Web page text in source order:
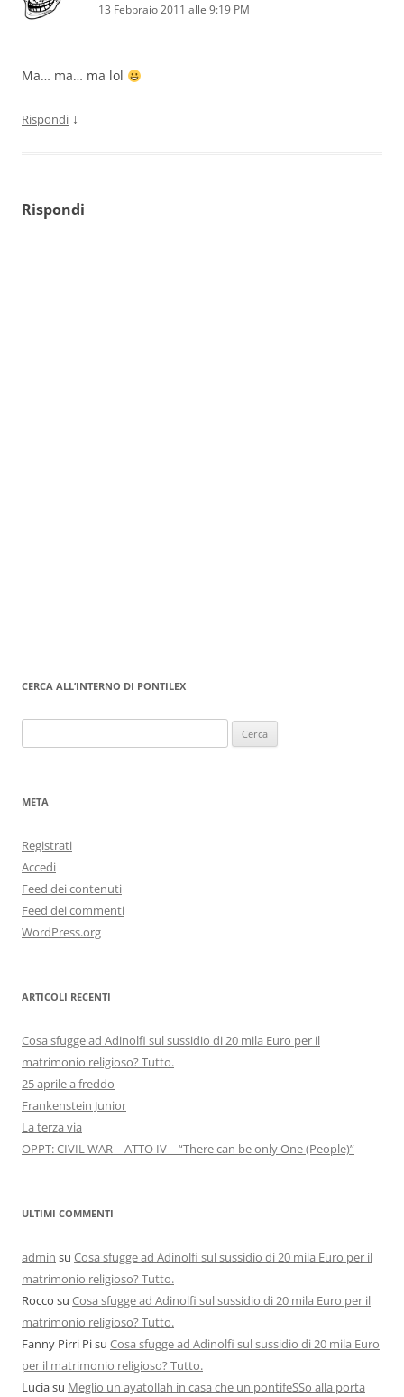
13 Febbraio 2011 alle 9:19 PM
Ma… ma… ma lol
Rispondi ↓
Rispondi
CERCA ALL’INTERNO DI PONTILEX
per:
META
Registrati
Accedi
Feed dei contenuti
Feed dei commenti
WordPress.org
ARTICOLI RECENTI
Cosa sfugge ad Adinolfi sul sussidio di 20 mila Euro per il
matrimonio religioso? Tutto.
25 aprile a freddo
Frankenstein Junior
La terza via
OPPT: CIVIL WAR – ATTO IV – “There can be only One (People)”
ULTIMI COMMENTI
admin su Cosa sfugge ad Adinolfi sul sussidio di 20 mila Euro per il
matrimonio religioso? Tutto.
Rocco su Cosa sfugge ad Adinolfi sul sussidio di 20 mila Euro per il
matrimonio religioso? Tutto.
Fanny Pirri Pisu Cosa sfugge ad Adinolfi sul sussidio di 20 mila Euro
per il matrimonio religioso? Tutto.
Luciasu Meglio un ayatollah in casa che un pontifeSSo alla porta